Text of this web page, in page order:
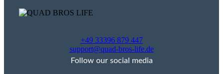
+49 33396 879 447
support@quad-bros-life.de
Follow our social media